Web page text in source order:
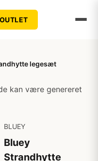
OUTLET
legesæt
kan være genereret
BLUEY
Bluey
Strandhytte